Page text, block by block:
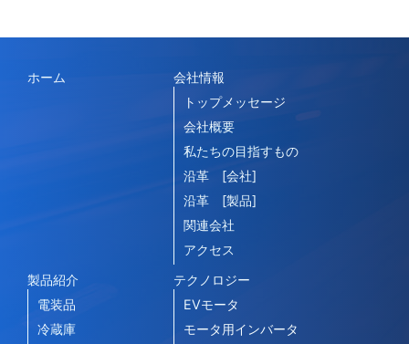
ホーム
会社情報
トップメッセージ
会社概要
私たちの目指すもの
沿革 [会社]
沿革 [製品]
関連会社
アクセス
製品紹介
電装品
冷蔵庫
テクノロジー
EVモータ
モータ用インバータ